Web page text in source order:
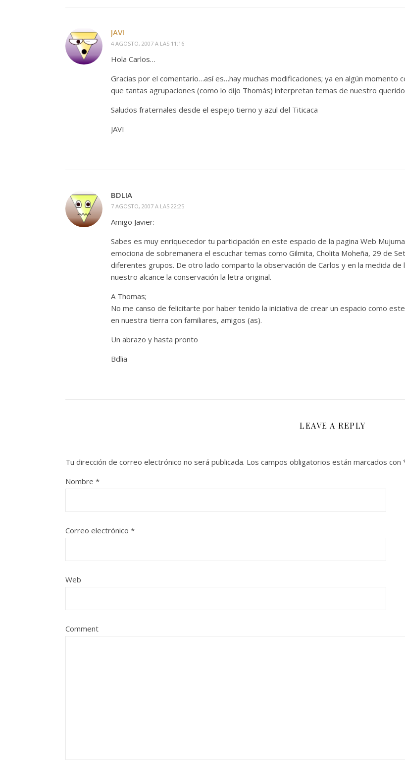
JAVI
4 AGOSTO, 2007 A LAS 11:16
Hola Carlos…
Gracias por el comentario…así es…hay muchas modificaciones; ya en algún
que tantas agrupaciones (como lo dijo Thomás) interpretan temas de nuestro
Saludos fraternales desde el espejo tierno y azul del Titicaca
JAVI
BDLIA
7 AGOSTO, 2007 A LAS 22:25
Amigo Javier:
Sabes es muy enriquecedor tu participación en este espacio de la pagina Web
emociona de sobremanera el escuchar temas como Gilmita, Cholita Moheña, 29 de
diferentes grupos. De otro lado comparto la observación de Carlos y en la medida
nuestro alcance la conservación la letra original.
A Thomas;
No me canso de felicitarte por haber tenido la iniciativa de crear un espacio como
en nuestra tierra con familiares, amigos (as).
Un abrazo y hasta pronto
Bdlia
LEAVE A REPLY
Tu dirección de correo electrónico no será publicada. Los campos obligatorios están marcados con
Nombre *
Correo electrónico *
Web
Comment